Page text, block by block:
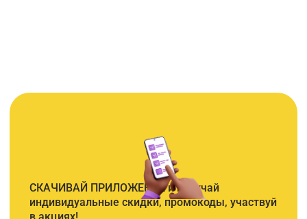
СКАЧИВАЙ ПРИЛОЖЕНИЕ и получай
индивидуальные скидки, промокоды, участвуй
в акциях!